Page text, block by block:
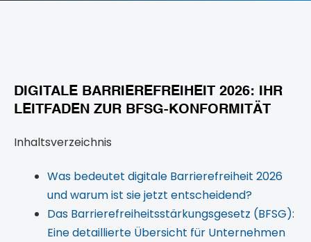
DIGITALE BARRIEREFREIHEIT 2026: IHR
LEITFADEN ZUR BFSG-KONFORMITÄT
Inhaltsverzeichnis
Was bedeutet digitale Barrierefreiheit 2026
und warum ist sie jetzt entscheidend?
Das Barrierefreiheitsstärkungsgesetz (BFSG):
Eine detaillierte Übersicht für Unternehmen